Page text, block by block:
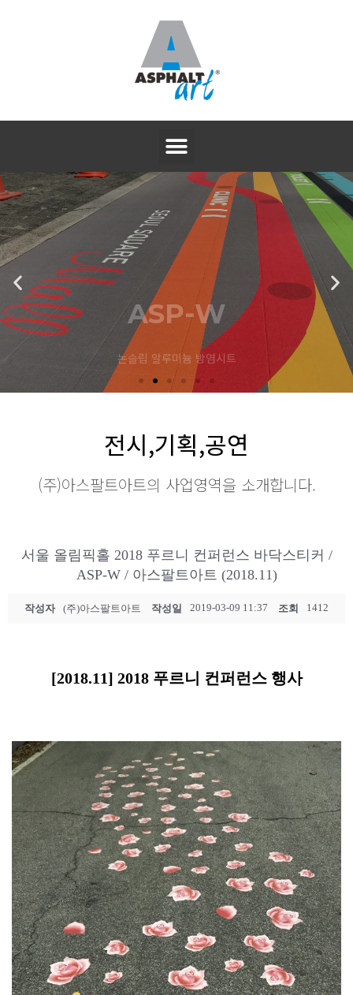
ASP-W
논슬립 알루미늄 방염시트
전시,기획,공연
(주)아스팔트아트의 사업영역을 소개합니다.
서울 올림픽홀 2018 푸르니 컨퍼런스 바닥스티커 /
ASP-W / 아스팔트아트 (2018.11)
작성자 (주)아스팔트아트 작성일 2019-03-09 11:37 조회 1412
[2018.11] 2018 푸르니 컨퍼런스 행사